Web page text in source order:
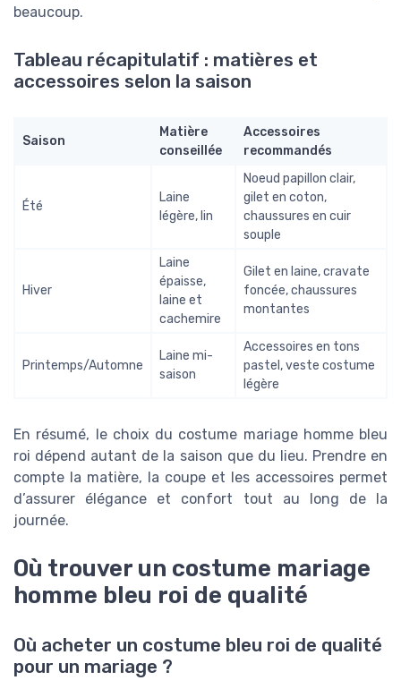
beaucoup.
Tableau récapitulatif : matières et
accessoires selon la saison
Saison
Matière
conseillée
Accessoires
recommandés
Été
Laine
légère, lin
Noeud papillon clair,
gilet en coton,
chaussures en cuir
souple
Hiver
Laine
épaisse,
laine et
cachemire
Gilet en laine, cravate
foncée, chaussures
montantes
Printemps/Automne
Laine mi-
saison
Accessoires en tons
pastel, veste costume
légère
En résumé, le choix du costume mariage homme bleu
roi dépend autant de la saison que du lieu. Prendre en
compte la matière, la coupe et les accessoires permet
d’assurer élégance et confort tout au long de la
journée.
Où trouver un costume mariage
homme bleu roi de qualité
Où acheter un costume bleu roi de qualité
pour un mariage ?